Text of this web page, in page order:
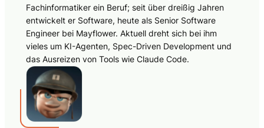
Fachinformatiker ein Beruf; seit über dreißig Jahren
entwickelt er Software, heute als Senior Software
Engineer bei Mayflower. Aktuell dreht sich bei ihm
vieles um KI-Agenten, Spec-Driven Development und
das Ausreizen von Tools wie Claude Code.